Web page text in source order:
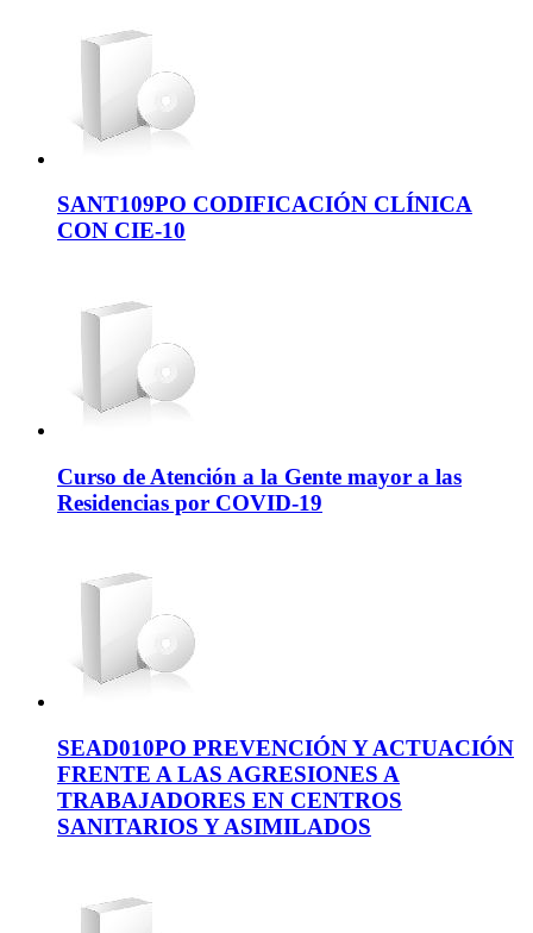
SANT109PO CODIFICACIÓN CLÍNICA
CON CIE-10
Curso de Atención a la Gente mayor a las
Residencias por COVID-19
SEAD010PO PREVENCIÓN Y ACTUACIÓN
FRENTE A LAS AGRESIONES A
TRABAJADORES EN CENTROS
SANITARIOS Y ASIMILADOS